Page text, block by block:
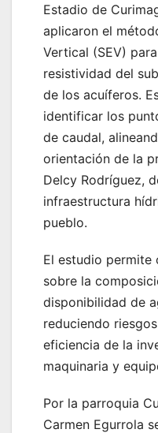
Estadio de
aplicaron el
Vertical (SEV)
resistividad del
de los acuíferos.
identificar los
de caudal,
orientación de la
Delcy Rodríguez,
infraestructura
pueblo.
El estudio permite
sobre la
disponibilidad de
reduciendo
eficiencia de la
maquinaria y
Por la parroquia
Carmen Egurrola